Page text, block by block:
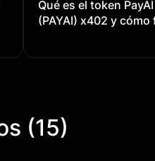
Qué es el token
(PAYAI) x402 y
(15)